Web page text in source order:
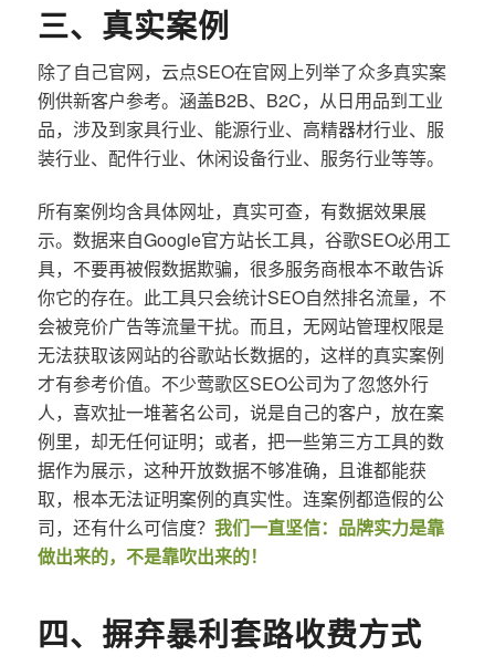
三、真实案例
除了自己官网，云点SEO在官网上列举了众多真实案
例供新客户参考。涵盖B2B、B2C，从日用品到工业
品，涉及到家具行业、能源行业、高精器材行业、服
装行业、配件行业、休闲设备行业、服务行业等等。
所有案例均含具体网址，真实可查，有数据效果展
示。数据来自Google官方站长工具，谷歌SEO必用工
具，不要再被假数据欺骗，很多服务商根本不敢告诉
你它的存在。此工具只会统计SEO自然排名流量，不
会被竞价广告等流量干扰。而且，无网站管理权限是
无法获取该网站的谷歌站长数据的，这样的真实案例
才有参考价值。不少莺歌区SEO公司为了忽悠外行
人，喜欢扯一堆著名公司，说是自己的客户，放在案
例里，却无任何证明；或者，把一些第三方工具的数
据作为展示，这种开放数据不够准确，且谁都能获
取，根本无法证明案例的真实性。连案例都造假的公
司，还有什么可信度？ 我们一直坚信：品牌实力是靠
做出来的，不是靠吹出来的！
四、摒弃暴利套路收费方式